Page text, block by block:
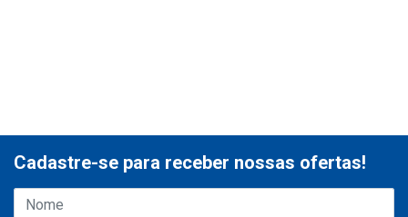
Cadastre-se para receber nossas ofertas!